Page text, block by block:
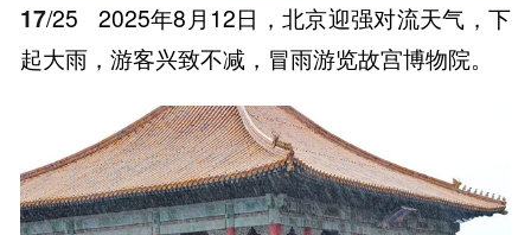
17/25
2025年8月12日，北京迎强对流天气，下
起大雨，游客兴致不减，冒雨游览故宫博物院。